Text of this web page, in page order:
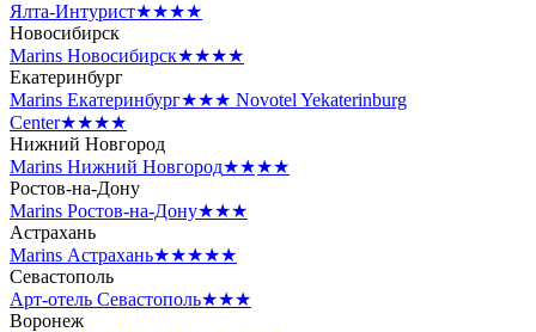
Ялта-Интурист★★★★
Новосибирск
Marins Новосибирск★★★★
Екатеринбург
Marins Екатеринбург★★★ Novotel Yekaterinburg
Center★★★★
Нижний Новгород
Marins Нижний Новгород★★★★
Ростов-на-Дону
Marins Ростов-на-Дону★★★
Астрахань
Marins Астрахань★★★★★
Севастополь
Арт-отель Севастополь★★★
Воронеж